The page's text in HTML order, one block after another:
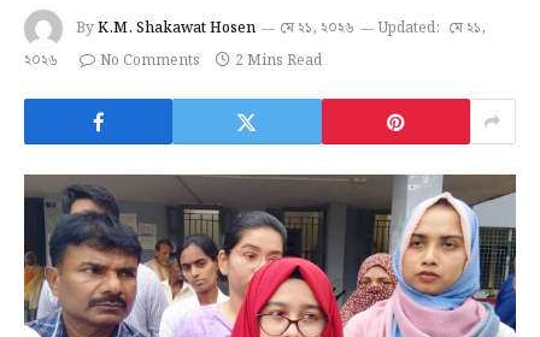
ByK.M. Shakawat Hosen মে ২১, ২০২৬ Updated: মে ২১,
২০২৬
No Comments 2 Mins Read